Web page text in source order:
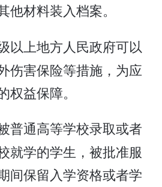
他材料装入档案。
以上地方人民政府可以
伤害保险等措施，为应
权益保障。
普通高等学校录取或者
就学的学生，被批准服
间保留入学资格或者学